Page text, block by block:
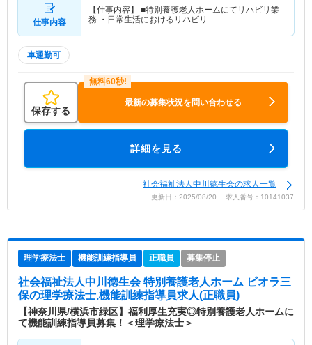
仕事内容
【仕事内容】 ■特別養護老人ホームにてリハビリ業
務 ・日常生活におけるリハビリ…
車通勤可
保存する
最新の募集状況を問い合わせる
詳細を見る
社会福祉法人中川徳生会の求人一覧
更新日：2025/08/20 求人番号：10141037
理学療法士 機能訓練指導員 正職員 募集停止
社会福祉法人中川徳生会 特別養護老人ホーム ビオラ三
保の理学療法士,機能訓練指導員求人(正職員)
【神奈川県/横浜市緑区】福利厚生充実◎特別養護老人ホームに
て機能訓練指導員募集！＜理学療法士＞